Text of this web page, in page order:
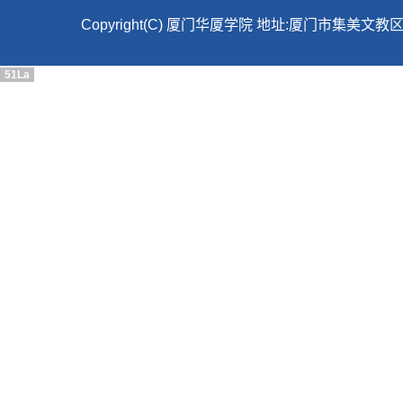
Copyright(C) 厦门华厦学院 地址:厦门市集美文教
51La